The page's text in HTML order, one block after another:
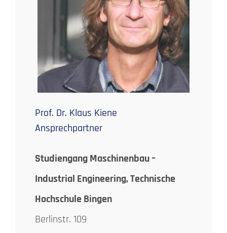
Prof. Dr. Klaus Kiene
Ansprechpartner
Studiengang Maschinenbau –
Industrial Engineering, Technische
Hochschule Bingen
Berlinstr. 109